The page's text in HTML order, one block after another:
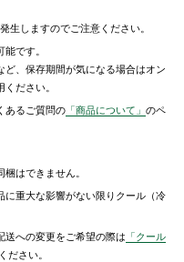
生しますのでご注意ください。
です。
ど、保存期間が気になる場合はオン
ださい。
あるご質問の 「商品について」のペ
はできません。
に重大な影響がない限りクール（冷
送への変更をご希望の際は 「クール
ださい。